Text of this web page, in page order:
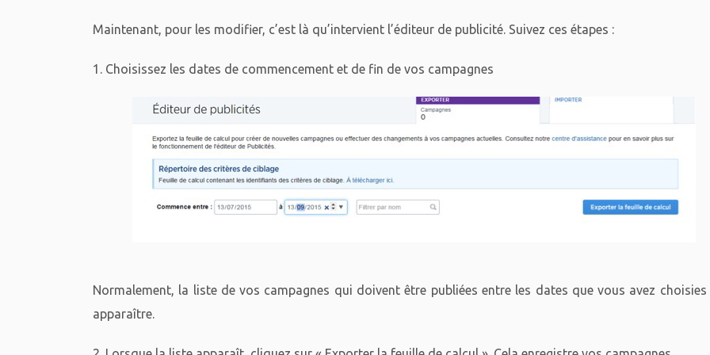
Maintenant, pour les modifier, c’est là qu’intervient l’éditeur de publicité. Suivez ces étapes :
1. Choisissez les dates de commencement et de fin de vos campagnes
Normalement, la liste de vos campagnes qui doivent être publiées entre les dates que vous avez
apparaître.